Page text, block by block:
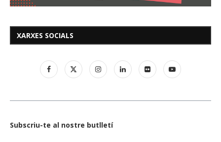
XARXES SOCIALS
Subscriu-te al nostre butlletí